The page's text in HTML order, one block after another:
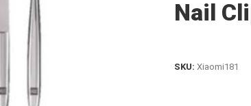
Nail
SKU: Xiaomi181